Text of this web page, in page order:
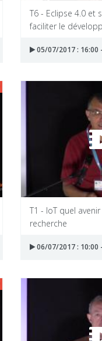
T6 - Eclipse 4.0 et
faciliter le
05/07/2017 : 16:00
T1 - IoT quel
recherche
06/07/2017 : 10:00